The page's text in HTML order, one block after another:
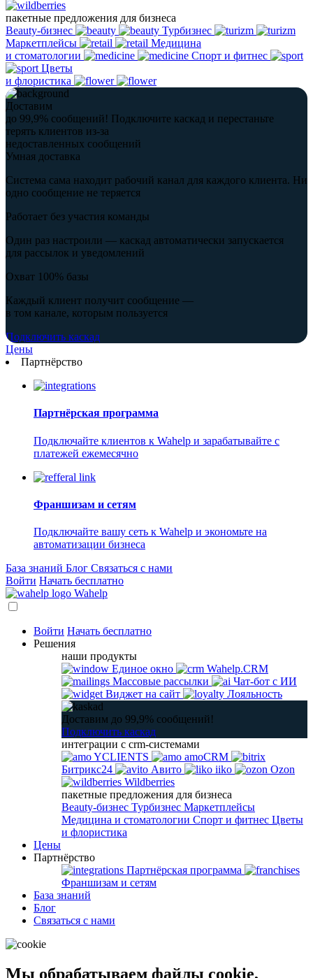
пакетные предложения для бизнеса
Beauty-бизнес
Турбизнес
Маркетплейсы
Медицина
и стоматологии
Спорт и фитнес
Цветы
и флористика
Доставим
до 99,9% сообщений! Подключите каскад и перестаньте
терять клиентов из-за
недоставленных сообщений
Умная доставка
Система сама находит рабочий канал для каждого клиента. Ни
одно сообщение не теряется
Работает без участия команды
Один раз настроили — каскад автоматически запускается
для рассылок и уведомлений
Охват 100% базы
Каждый клиент получит сообщение —
в том канале, которым пользуется
Подключить каскад
Цены
Партнёрство
Партнёрская программа
Подключайте клиентов к Wahelp и зарабатывайте с
платежей ежемесячно
Франшизам и сетям
Подключайте вашу сеть к Wahelp и экономьте на
автоматизации бизнеса
База знаний Блог Связаться с нами
Войти Начать бесплатно
Wahelp
Войти Начать бесплатно
Решения
наши продукты
Единое окно
Wahelp.CRM
Массовые рассылки
Чат-бот с ИИ
Виджет на сайт
Лояльность
Доставим до 99,9% сообщений!
Подключить каскад
интеграции с crm-системами
YCLIENTS
amoCRM
Битрикс24
Авито iiko
Ozon
Wildberries
пакетные предложения для бизнеса
Beauty-бизнес Турбизнес Маркетплейсы
Медицина и стоматологии Спорт и фитнес Цветы
и флористика
Цены
Партнёрство
Партнёрская программа
Франшизам и сетям
База знаний
Блог
Связаться с нами
Мы обрабатываем файлы cookie,